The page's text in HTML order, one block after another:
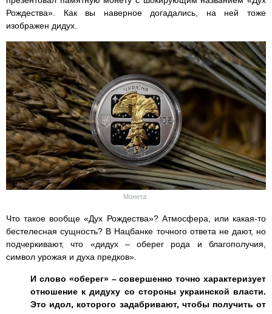
Рождества». Как вы наверное догадались, на ней тоже
изображен дидух.
Монета
Что такое вообще «Дух Рождества»? Атмосфера, или какая-то
бестелесная сущность? В Нацбанке точного ответа не дают, но
подчеркивают, что «дидух – оберег рода и благополучия,
символ урожая и духа предков».
И слово «оберег» – совершенно точно характеризует
отношение к дидуху со стороны украинской власти.
Это идол, которого задабривают, чтобы получить от